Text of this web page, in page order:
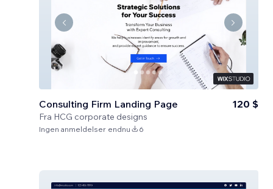
Consulting Firm Landing Page
Fra HCG corporate designs
120 $
Ingen anmeldelser endnu 6